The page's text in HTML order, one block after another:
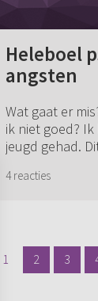
Heleboel
angsten
Wat gaat er
ik niet goed?
jeugd gehad.
4 reacties
1 2 3